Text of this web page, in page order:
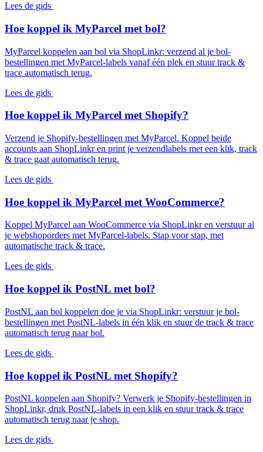
Lees de gids
Hoe koppel ik MyParcel met bol?
MyParcel koppelen aan bol via ShopLinkr: verzend al je bol-
bestellingen met MyParcel-labels vanaf één plek en stuur track &
trace automatisch terug.
Lees de gids
Hoe koppel ik MyParcel met Shopify?
Verzend je Shopify-bestellingen met MyParcel. Koppel beide
accounts aan ShopLinkr en print je verzendlabels met een klik, track
& trace gaat automatisch terug.
Lees de gids
Hoe koppel ik MyParcel met WooCommerce?
Koppel MyParcel aan WooCommerce via ShopLinkr en verstuur al
je webshoporders met MyParcel-labels. Stap voor stap, met
automatische track & trace.
Lees de gids
Hoe koppel ik PostNL met bol?
PostNL aan bol koppelen doe je via ShopLinkr: verstuur je bol-
bestellingen met PostNL-labels in één klik en stuur de track & trace
automatisch terug naar bol.
Lees de gids
Hoe koppel ik PostNL met Shopify?
PostNL koppelen aan Shopify? Verwerk je Shopify-bestellingen in
ShopLinkr, druk PostNL-labels in een klik en stuur track & trace
automatisch terug naar je shop.
Lees de gids